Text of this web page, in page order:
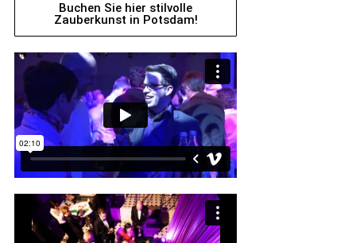
Buchen Sie hier stilvolle
Zauberkunst in Potsdam!